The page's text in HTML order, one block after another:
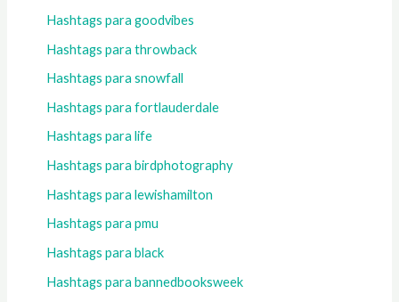
Hashtags para goodvibes
Hashtags para throwback
Hashtags para snowfall
Hashtags para fortlauderdale
Hashtags para life
Hashtags para birdphotography
Hashtags para lewishamilton
Hashtags para pmu
Hashtags para black
Hashtags para bannedbooksweek